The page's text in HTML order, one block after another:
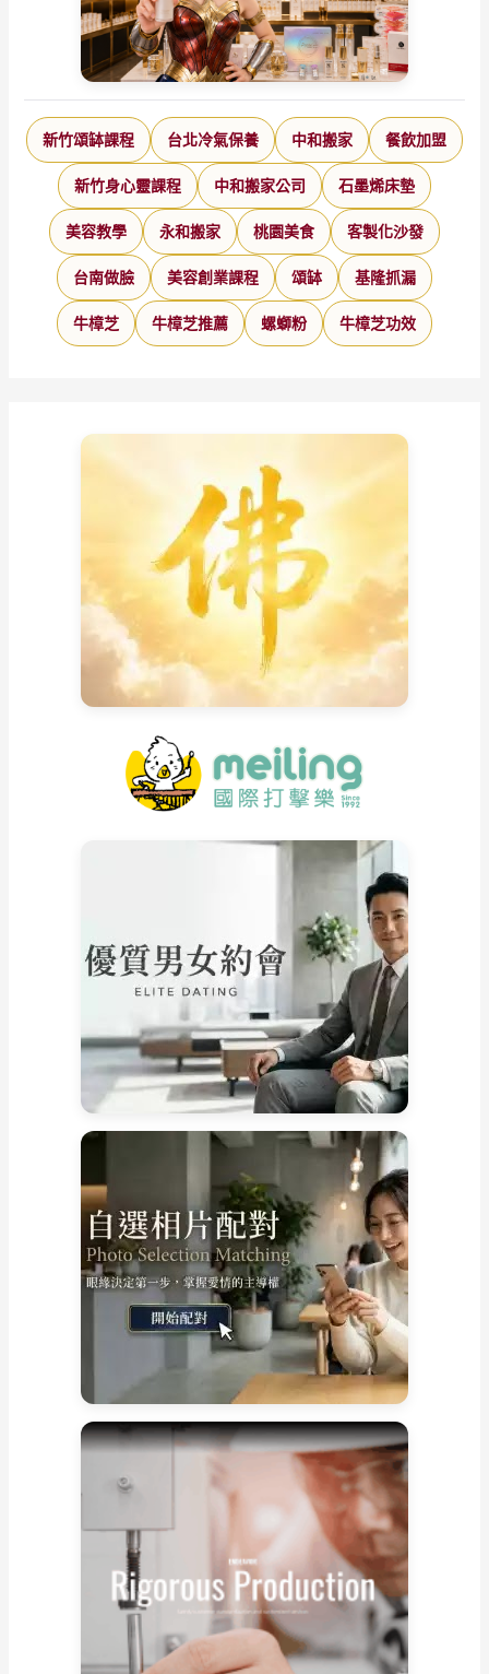
新竹頌缽課程 台北冷氣保養 中和搬家 餐飲加盟
新竹身心靈課程 中和搬家公司 石墨烯床墊
美容教學 永和搬家 桃園美食 客製化沙發
台南做臉 美容創業課程 頌缽 基隆抓漏
牛樟芝 牛樟芝推薦 螺螄粉 牛樟芝功效